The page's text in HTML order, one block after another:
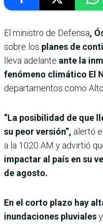
El ministro de Defensa,
sobre los planes de
lleva adelante ante la
fenómeno climático El
departamentos como
“La posibilidad de que
su peor versión”, alertó
a la 1020 AM y advirtió
impactar al país en su
de agosto.
En el corto plazo hay
inundaciones pluviales